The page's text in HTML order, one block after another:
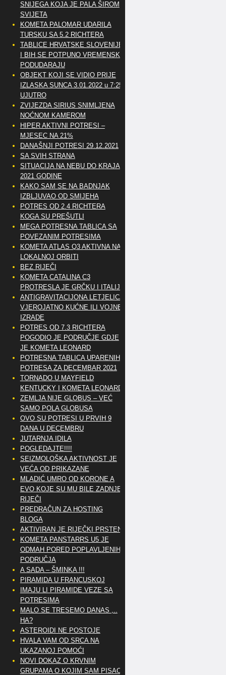
SNIJEGA KOJA JE PALA ŠIROM
SVIJETA
KOMETA PALOMAR UDARILA
TURSKU SA 5.2 RICHTERA
TABLICE HRVATSKE SLOVENIJE
I BIH SE POTPUNO VREMENSKI
PODUDARAJU
OBJEKT KOJI SE VIDIO PRIJE
IZLASKA SUNCA 3.01.2022 u 7:25
UJUTRO
ZVIJEZDA SIRIUS SNIMLJENA
NOĆNOM KAMEROM
HIPER AKTIVNI POTRESI –
MJESEC NA 21%
DANAŠNJI POTRESI 29.12.2021
SA SVIH STRANA
SITUACIJA NA NEBU DO KRAJA
2021 GODINE
KAKO SAM SE NA BADNJAK
IZBLJUVAO OD SMIJEHA
POTRES OD 2.4 RICHTERA
KOGA SU PREŠUTLI
MEGA POTRESNA TABLICA SA
POVEZANIM POTRESIMA
KOMETA ATLAS Q3 AKTIVNA NA
LOKALNOJ ORBITI
BEZ RIJEČI
KOMETA CATALINA C3
PROTRESLA JE GRČKU I ITALIJU
ANTIGRAVITACIJONA LETJELICA
VJEROJATNO KUĆNE ILI VOJNE
IZRADE
POTRES OD 7.3 RICHTERA
POGODIO JE PODRUČJE GDJE
JE KOMETA LEONARD
POTRESNA TABLICA UPARENIH
POTRESA ZA DECEMBAR 2021
TORNADO U MAYFIELD
KENTUCKY I KOMETA LEONARD
ZEMLJA NIJE GLOBUS – VEĆ
SAMO POLA GLOBUSA
OVO SU POTRESI U PRVIH 9
DANA U DECEMBRU
JUTARNJA IDILA
POGLEDAJTE!!!!
SEIZMOLOŠKA AKTIVNOST JE
VEĆA OD PRIKAZANE
MLADIĆ UMRO OD KORONE A
EVO KOJE SU MU BILE ZADNJE
RIJEČI
PREDRAČUN ZA HOSTING
BLOGA
AKTIVIRAN JE RIJEČKI PRSTEN
KOMETA PANSTARRS U5 JE
ODMAH PORED POPLAVLJENIH
PODRUČJA
A SADA – ŠMINKA !!!
PIRAMIDA U FRANCUSKOJ
IMAJU LI PIRAMIDE VEZE SA
POTRESIMA
MALO SE TRESEMO DANAS ,..
HA?
ASTEROIDI NE POSTOJE
HVALA VAM OD SRCA NA
UKAZANOJ POMOĆI
NOVI DOKAZ O KRVNIM
GRUPAMA O KOJIM SAM PISAO